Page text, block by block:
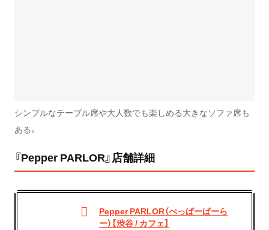
シンプルなテーブル席や大人数でも楽しめる大きなソファ席も
ある。
『Pepper PARLOR』店舗詳細
Pepper PARLOR（ぺっぱーぱーら
ー）【渋谷 / カフェ】